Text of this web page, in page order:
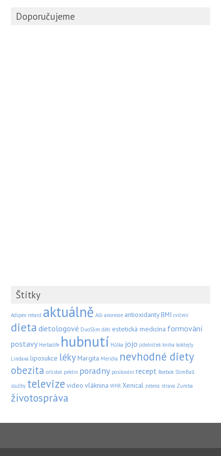
Doporučujeme
Štítky
Adipex retard aktuálně Alli anorexie antioxidantyBMI cvičení
dieta dietologové DuoSlim děti estetická medicína formování
postavy Herbalife hubnutí Hůlka jojo jídelníček kniha koktejly
Lindaxa liposukce lékyMargita Meridia nevhodné diety
obezita orlistat pektin poradny posilování recept Reebok SlimBall
služby televize video vláknina WHR Xenical zelená strava Zumba
životospráva